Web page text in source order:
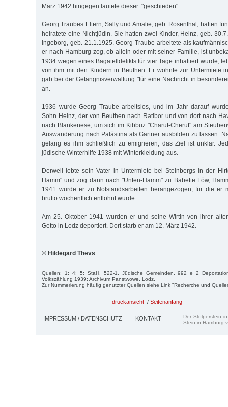
März 1942 hingegen lautete dieser: "geschieden".
Georg Traubes Eltern, Sally und Amalie, geb. Rosenthal, hatten
heiratete eine Nichtjüdin. Sie hatten zwei Kinder, Heinz, geb.
Ingeborg, geb. 21.1.1925. Georg Traube arbeitete als
er nach Hamburg zog, ob allein oder mit seiner Familie, ist
1934 wegen eines Bagatelldelikts für vier Tage inhaftiert wurde,
von ihm mit den Kindern in Beuthen. Er wohnte zur Untermiete
gab bei der Gefängnisverwaltung "für eine Nachricht in
an.
1936 wurde Georg Traube arbeitslos, und im Jahr darauf
Sohn Heinz, der von Beuthen nach Ratibor und von dort nach
nach Blankenese, um sich im Kibbuz "Charut-Cherut" am
Auswanderung nach Palästina als Gärtner ausbilden zu lassen.
gelang es ihm schließlich zu emigrieren; das Ziel ist unklar.
jüdische Winterhilfe 1938 mit Winterkleidung aus.
Derweil lebte sein Vater in Untermiete bei Steinbergs in der
Hamm" und zog dann nach "Unten-Hamm" zu Babette Löw,
1941 wurde er zu Notstandsarbeiten herangezogen, für die er
brutto wöchentlich entlohnt wurde.
Am 25. Oktober 1941 wurden er und seine Wirtin von ihrer
Getto in Lodz deportiert. Dort starb er am 12. März 1942.
© Hildegard Thevs
Quellen: 1; 4; 5; StaH, 522-1, Jüdische Gemeinden, 992 e 2
Volkszählung 1939; Archivum Panstwowe, Lodz.
Zur Nummerierung häufig genutzter Quellen siehe Link "Recherche und
druckansicht / Seitenanfang
IMPRESSUM / DATENSCHUTZ KONTAKT
Der Stolperstein
Stein in Hamburg